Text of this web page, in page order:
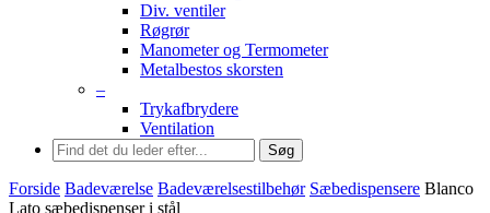
Div. ventiler
Røgrør
Manometer og Termometer
Metalbestos skorsten
–
Trykafbrydere
Ventilation
Søg
Forside Badeværelse Badeværelsestilbehør Sæbedispensere Blanco
Lato sæbedispenser i stål